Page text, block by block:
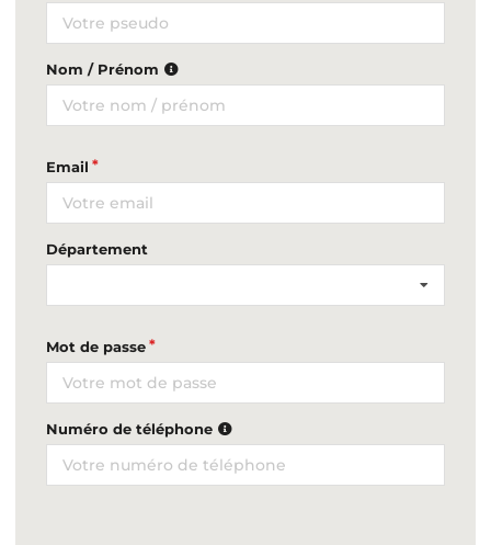
Nom / Prénom
Email
Département
Mot de passe
Numéro de téléphone